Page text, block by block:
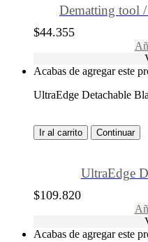
Dematting tool
$44.355
Acabas de agregar este
UltraEdge Detachable
Ir al carrito Continuar
UltraEdge
$109.820
Acabas de agregar este